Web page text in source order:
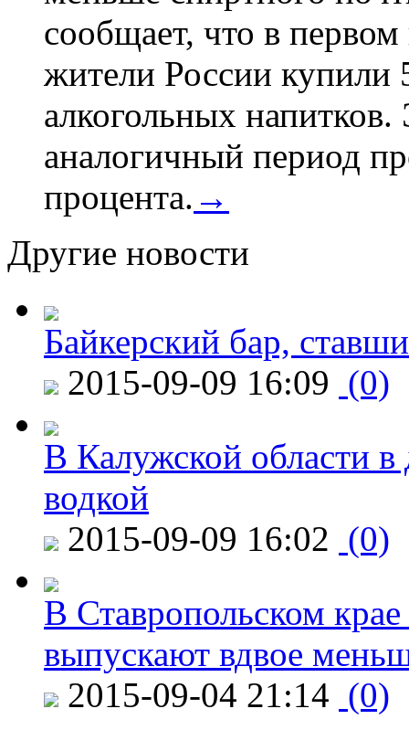
сообщает, что в
жители России купили
алкогольных
аналогичный период
процента. →
Другие новости
Байкерский бар,
2015-09-09 16:09 (0)
В Калужской области в
водкой
2015-09-09 16:02 (0)
В Ставропольском
выпускают вдвое
2015-09-04 21:14 (0)